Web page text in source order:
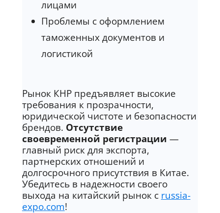
лицами
Проблемы с оформлением
таможенных документов и
логистикой
Рынок КНР предъявляет высокие
требования к прозрачности,
юридической чистоте и безопасности
брендов. Отсутствие
своевременной регистрации —
главный риск для экспорта,
партнерских отношений и
долгосрочного присутствия в Китае.
Убедитесь в надежности своего
выхода на китайский рынок с russia-
expo.com!